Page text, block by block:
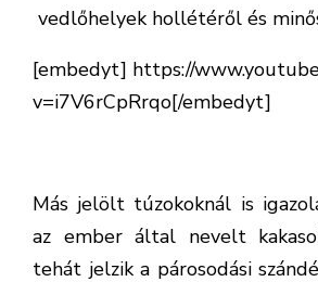
vedlőhelyek hollétéről és
[embedyt] https://
v=i7V6rCpRrqo[/embedyt]
Más jelölt túzokoknál is
az ember által nevelt
tehát jelzik a párosodási